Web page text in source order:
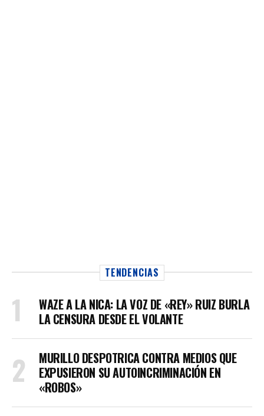
TENDENCIAS
WAZE A LA NICA: LA VOZ DE «REY» RUIZ BURLA
LA CENSURA DESDE EL VOLANTE
MURILLO DESPOTRICA CONTRA MEDIOS QUE
EXPUSIERON SU AUTOINCRIMINACIÓN EN
«ROBOS»